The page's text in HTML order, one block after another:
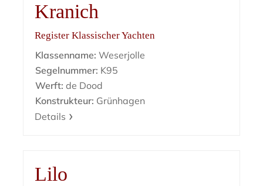
Kranich
Register Klassischer Yachten
Klassenname: Weserjolle
Segelnummer: K95
Werft: de Dood
Konstrukteur: Grünhagen
Details
Lilo